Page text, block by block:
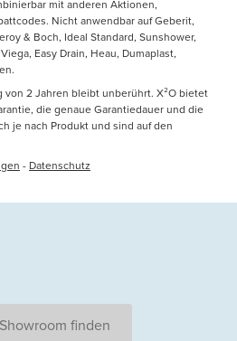
mit anderen Aktionen,
Nicht anwendbar auf Geberit,
& Boch, Ideal Standard, Sunshower,
Easy Drain, Heau, Dumaplast,
2 Jahren bleibt unberührt. X²O bietet
die genaue Garantiedauer und die
je nach Produkt und sind auf den
- Datenschutz
finden